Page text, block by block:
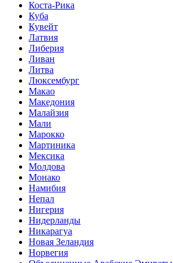
Коста-Рика
Куба
Кувейт
Латвия
Либерия
Ливан
Литва
Люксембург
Макао
Македония
Малайзия
Мали
Марокко
Мартиника
Мексика
Молдова
Монако
Намибия
Непал
Нигерия
Нидерланды
Никарагуа
Новая Зеландия
Норвегия